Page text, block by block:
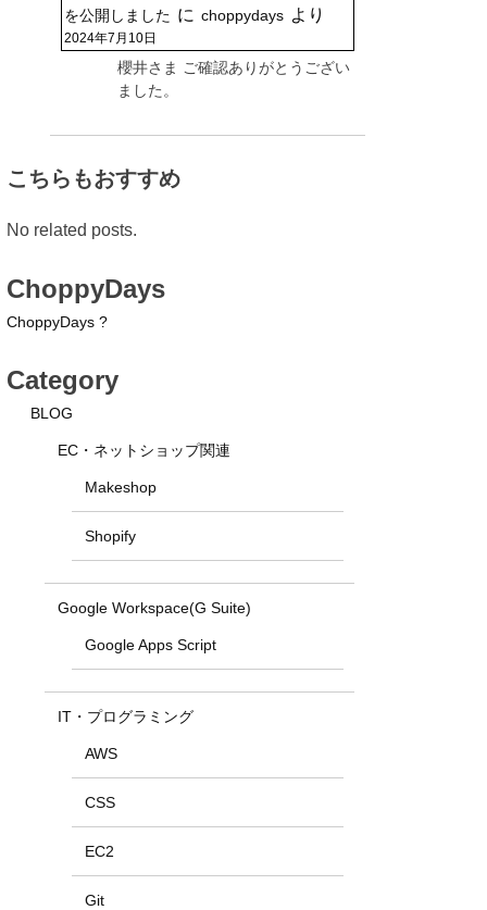
を公開しました に choppydays より
2024年7月10日
櫻井さま ご確認ありがとうござい
ました。
こちらもおすすめ
No related posts.
ChoppyDays
ChoppyDays ?
Category
BLOG
EC・ネットショップ関連
Makeshop
Shopify
Google Workspace(G Suite)
Google Apps Script
IT・プログラミング
AWS
CSS
EC2
Git